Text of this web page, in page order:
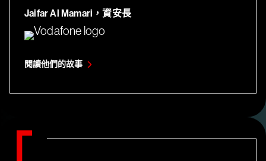
Jaifar Al Mamari，資安長
閱讀他們的故事